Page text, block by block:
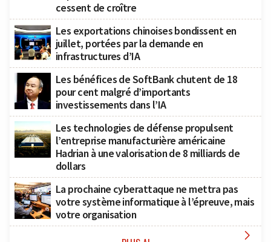
cessent de croître
Les exportations chinoises bondissent en
juillet, portées par la demande en
infrastructures d’IA
Les bénéfices de SoftBank chutent de 18
pour cent malgré d’importants
investissements dans l’IA
Les technologies de défense propulsent
l’entreprise manufacturière américaine
Hadrian à une valorisation de 8 milliards de
dollars
La prochaine cyberattaque ne mettra pas
votre système informatique à l’épreuve, mais
votre organisation
